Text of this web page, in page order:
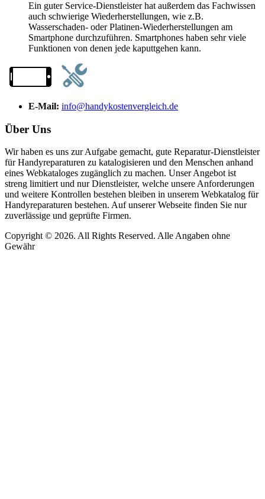
Ein guter Service-Dienstleister hat außerdem das Fachwissen
auch schwierige Wiederherstellungen, wie z.B.
Wasserschaden- oder Platinen-Wiederherstellungen am
Smartphone durchzuführen. Smartphones haben sehr viele
Funktionen von denen jede kaputtgehen kann.
E-Mail: info@handykostenvergleich.de
Über Uns
Wir haben es uns zur Aufgabe gemacht, gute Reparatur-Dienstleister
für Handyreparaturen zu katalogisieren und den Menschen anhand
eines Webkataloges zugänglich zu machen. Unser Angebot ist
streng limitiert und nur Dienstleister, welche unsere Anforderungen
und weitere Kontrollen bestehen bleiben in unserem Webkatalog für
Handyreparaturen bestehen. Auf unserer Webseite finden Sie nur
zuverlässige und geprüfte Firmen.
Copyright © 2026. All Rights Reserved. Alle Angaben ohne
Gewähr